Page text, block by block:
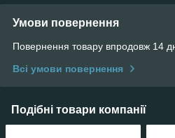
Умови повернення
Повернення товару впродовж 14
Всі умови повернення
Подібні товари компанії